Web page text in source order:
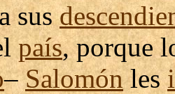
sus
país, porque
–Salomónles